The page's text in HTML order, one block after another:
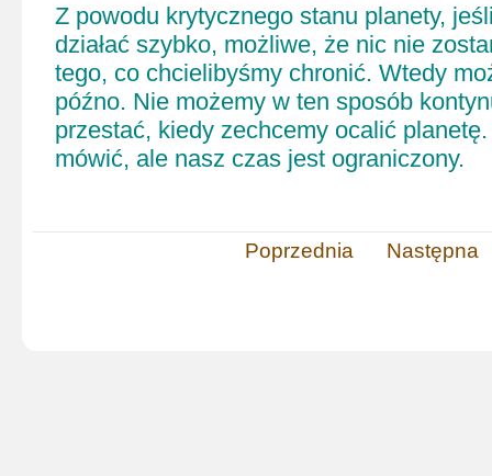
Z powodu krytycznego stanu planety,
działać szybko, możliwe, że nic nie
tego, co chcielibyśmy chronić. Wtedy
późno. Nie możemy w ten sposób
przestać, kiedy zechcemy ocalić planetę.
mówić, ale nasz czas jest ograniczony.
Poprzednia Następna